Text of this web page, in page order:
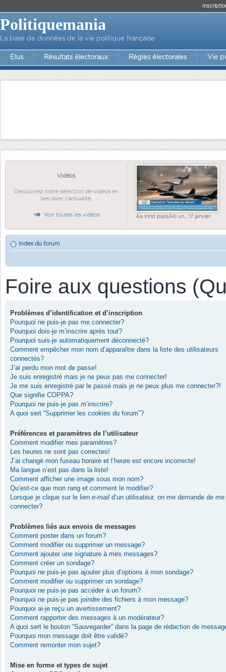
Politiquemania
La base de données de la vie politique française
Elus Résultats électoraux Règles électorales Vie
Vidéos
Découvrez notre sélection de vidéos en
lien avec l'actualité.
Voir toutes les vidéos Ãa s'est passÃ© un... 17 janvier
Index du forum
Foire aux questions
Problèmes d’identification et d’inscription
Pourquoi ne puis-je pas me connecter?
Pourquoi dois-je m’inscrire après tout?
Pourquoi suis-je automatiquement déconnecté?
Comment empêcher mon nom d’apparaître dans la liste des utilisateurs
connectés?
J’ai perdu mon mot de passe!
Je suis enregistré mais je ne peux pas me connecter!
Je me suis enregistré par le passé mais je ne peux plus me connecter?!
Que signifie COPPA?
Pourquoi ne puis-je pas m’inscrire?
A quoi sert “Supprimer les cookies du forum”?
Préférences et paramètres de l’utilisateur
Comment modifier mes paramètres?
Les heures ne sont pas correctes!
J’ai changé mon fuseau horaire et l’heure est encore incorrecte!
Ma langue n’est pas dans la liste!
Comment afficher une image sous mon nom?
Qu’est-ce que mon rang et comment le modifier?
Lorsque je clique sur le lien e-mail d’un utilisateur, on me demande de me
connecter?
Problèmes liés aux envois de messages
Comment poster dans un forum?
Comment modifier ou supprimer un message?
Comment ajouter une signature à mes messages?
Comment créer un sondage?
Pourquoi ne puis-je pas ajouter plus d’options à mon sondage?
Comment modifier ou supprimer un sondage?
Pourquoi ne puis-je pas accéder à un forum?
Pourquoi ne puis-je pas joindre des fichiers à mon message?
Pourquoi ai-je reçu un avertissement?
Comment rapporter des messages à un modérateur?
A quoi sert le bouton “Sauvegarder” dans la page de rédaction de
Pourquoi mon message doit être validé?
Comment remonter mon sujet?
Mise en forme et types de sujet